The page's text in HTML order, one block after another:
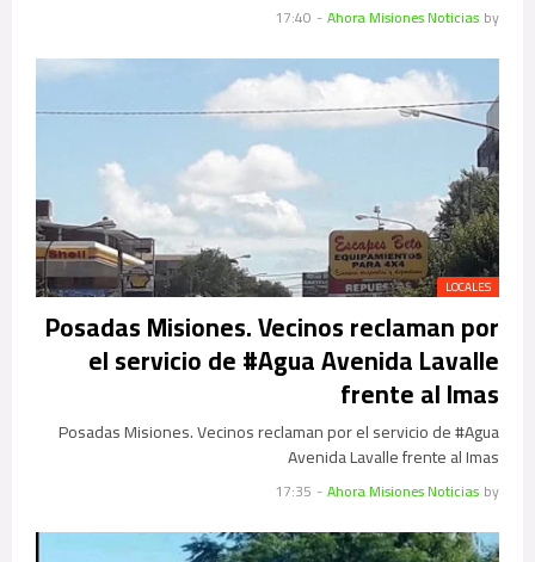
by
Ahora Misiones Noticias
-
17:40
LOCALES
Posadas Misiones. Vecinos reclaman por
el servicio de #Agua Avenida Lavalle
frente al Imas
Posadas Misiones. Vecinos reclaman por el servicio de #Agua
Avenida Lavalle frente al Imas
by
Ahora Misiones Noticias
-
17:35